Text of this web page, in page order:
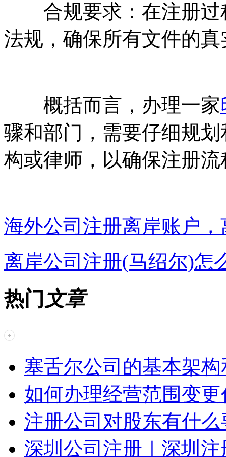
合规要求：在注册过
法规，确保所有文件的
概括而言，办理一家
骤和部门，需要仔细规
构或律师，以确保注册
海外公司注册离岸账户
离岸公司注册(马绍尔)怎
热门 文章
塞舌尔公司的基本架
如何办理经营范围变
注册公司对股东有什
深圳公司注册｜深圳